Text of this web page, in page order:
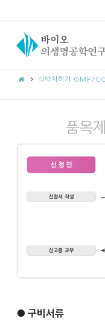
식약처허가 GMP/
품목
● 구비서류